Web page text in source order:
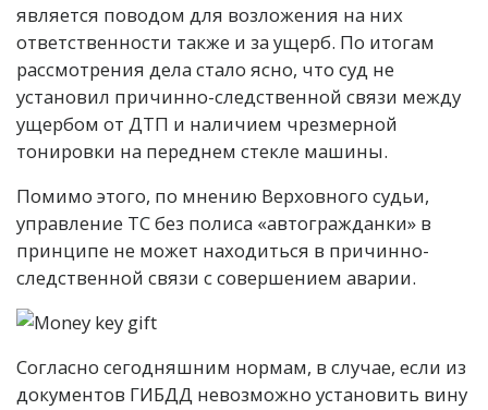
является поводом для возложения на них
ответственности также и за ущерб. По итогам
рассмотрения дела стало ясно, что суд не
установил причинно-следственной связи между
ущербом от ДТП и наличием чрезмерной
тонировки на переднем стекле машины.
Помимо этого, по мнению Верховного судьи,
управление ТС без полиса «автогражданки» в
принципе не может находиться в причинно-
следственной связи с совершением аварии.
Согласно сегодняшним нормам, в случае, если из
документов ГИБДД невозможно установить вину